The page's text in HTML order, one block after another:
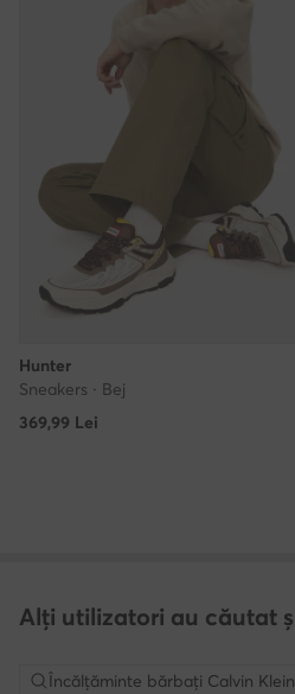
Hunter
Sneakers · Bej
369,99 Lei
Alți utilizatori au căutat
Încălțăminte bărbați Calvin